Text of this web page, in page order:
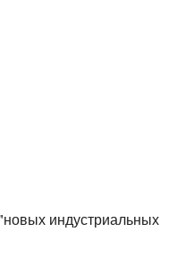
индустриальных